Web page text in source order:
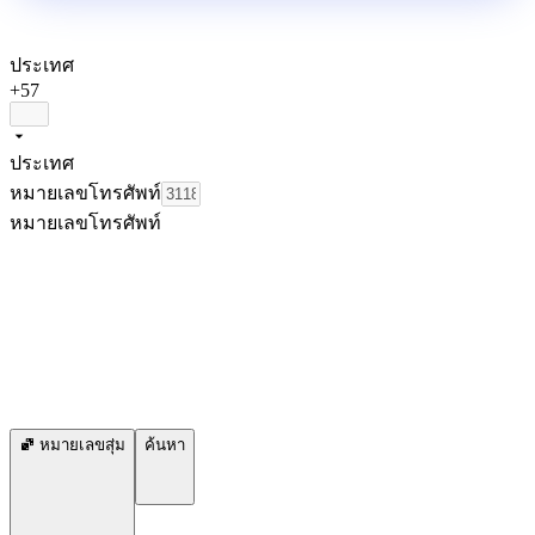
ประเทศ
+57
ประเทศ
หมายเลขโทรศัพท์
หมายเลขโทรศัพท์
หมายเลขสุ่ม ค้นหา